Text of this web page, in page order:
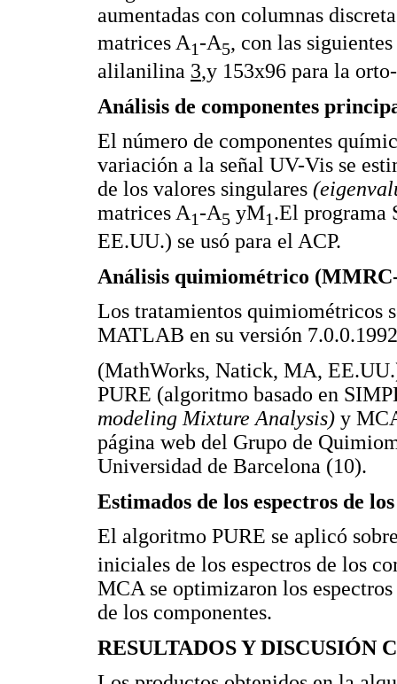
aumentadas con columnas
matrices A1-A5, con las
alilanilina 3,y 153x96 para la
Análisis de componentes
El número de componentes
variación a la señal UV-Vis se
de los valores singulares
matrices A1-A5 yM1.El programa
EE.UU.) se usó para el ACP.
Análisis quimiométrico
Los tratamientos quimiométricos
MATLAB en su versión
(MathWorks, Natick, MA,
PURE (algoritmo basado en
modeling Mixture Analysis) y
página web del Grupo de
Universidad de Barcelona (10).
Estimados de los espectros de
El algoritmo PURE se aplicó
iniciales de los espectros de los
MCA se optimizaron los
de los componentes.
RESULTADOS Y DISCUSIÓN